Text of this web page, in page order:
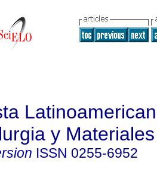
y Materiales
ISSN 0255-6952